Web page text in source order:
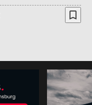
bookmark_border